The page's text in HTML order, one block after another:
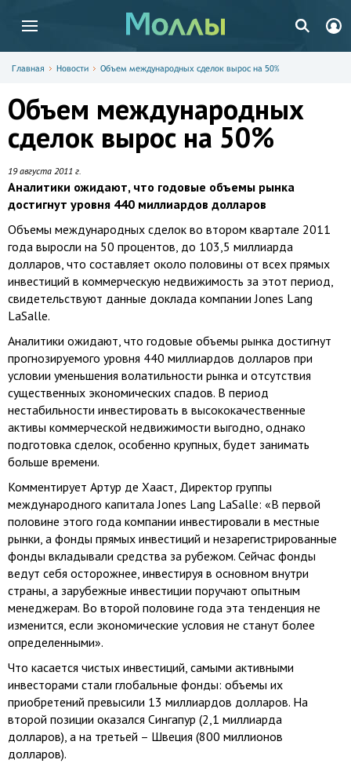
Главная Новости Объем международных сделок вырос на 50%
Объем международных
сделок вырос на 50%
19 августа 2011 г.
Аналитики ожидают, что годовые объемы рынка
достигнут уровня 440 миллиардов долларов
Объемы международных сделок во втором квартале 2011
года выросли на 50 процентов, до 103,5 миллиарда
долларов, что составляет около половины от всех прямых
инвестиций в коммерческую недвижимость за этот период,
свидетельствуют данные доклада компании Jones Lang
LaSalle.
Аналитики ожидают, что годовые объемы рынка достигнут
прогнозируемого уровня 440 миллиардов долларов при
условии уменьшения волатильности рынка и отсутствия
существенных экономических спадов. В период
нестабильности инвестировать в высококачественные
активы коммерческой недвижимости выгодно, однако
подготовка сделок, особенно крупных, будет занимать
больше времени.
Комментирует Артур де Хааст, Директор группы
международного капитала Jones Lang LaSalle: «В первой
половине этого года компании инвестировали в местные
рынки, а фонды прямых инвестиций и незарегистрированные
фонды вкладывали средства за рубежом. Сейчас фонды
ведут себя осторожнее, инвестируя в основном внутри
страны, а зарубежные инвестиции поручают опытным
менеджерам. Во второй половине года эта тенденция не
изменится, если экономические условия не станут более
определенными».
Что касается чистых инвестиций, самыми активными
инвесторами стали глобальные фонды: объемы их
приобретений превысили 13 миллиардов долларов. На
второй позиции оказался Сингапур (2,1 миллиарда
долларов), а на третьей – Швеция (800 миллионов
долларов).